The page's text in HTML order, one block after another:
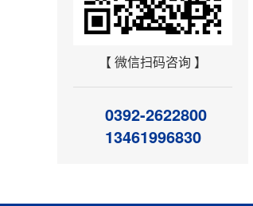
【 微信扫码咨询 】
0392-2622800
13461996830